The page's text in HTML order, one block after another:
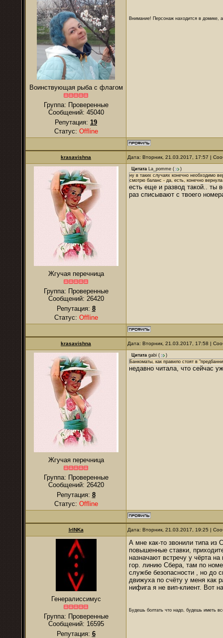
Воинствующая рыба с флагом
Группа: Проверенные
Сообщений: 45040
Репутация: 19
Статус: Offline
Внимание! Персонаж находится в домике,
krasavishna Дата: Вторник, 21.03.2017, 17:57 |
Жгучая перечница
Группа: Проверенные
Сообщений: 26420
Репутация: 8
Статус: Offline
Цитата La_pomme (
)
ну в таких случаях конечно необходимо
смотрю баланс - да, есть, конечно
есть еще и развод такой.. ты
раз списывают с твоего
krasavishna Дата: Вторник, 21.03.2017, 17:58 |
Жгучая перечница
Группа: Проверенные
Сообщений: 26420
Репутация: 8
Статус: Offline
Цитата gabi (
)
Банкоматы, как правило стоят в
недавно читала, что сейчас
IrINKa Дата: Вторник, 21.03.2017, 19:25 |
Генералиссимус
Группа: Проверенные
Сообщений: 16595
Репутация: 6
А мне как-то звонили типа из
повышенные ставки,
назначают встречу у чёрта
гор. линию Сбера, там по
службе безопасности , но до
движуха по счёту у меня как
нифига я не вип-клиент. Вот
Будешь болтать что надо, будешь иметь